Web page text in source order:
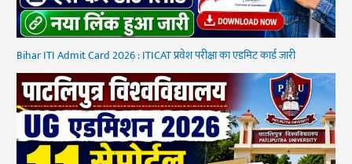
Bihar ITI Admit Card 2026 : ITICAT प्रवेश परीक्षा का एडमिट कार्ड जारी